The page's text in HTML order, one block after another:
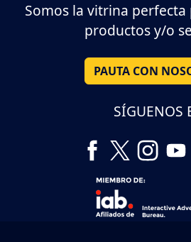
Somos la vitrina
productos y/o
PAUTA CON
SÍGUENOS